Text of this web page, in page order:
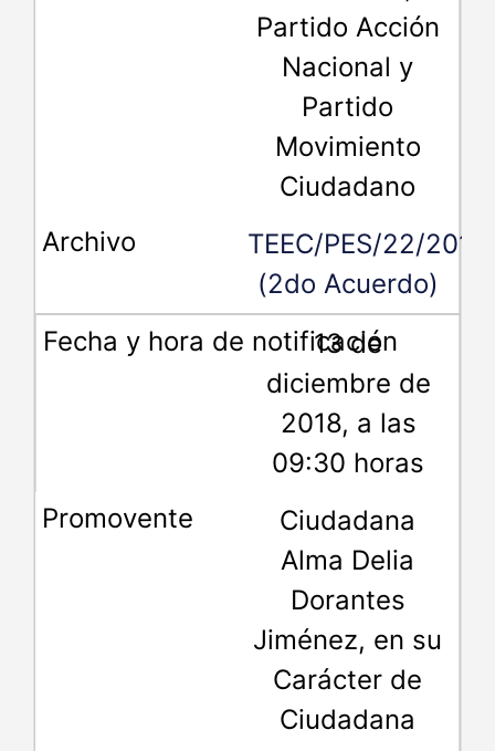
Partido Acción
Nacional y
Partido
Movimiento
Ciudadano
TEEC/PES/22/2018
(2do Acuerdo)
13 de
diciembre de
2018, a las
09:30 horas
Ciudadana
Alma Delia
Dorantes
Jiménez, en su
Carácter de
Ciudadana